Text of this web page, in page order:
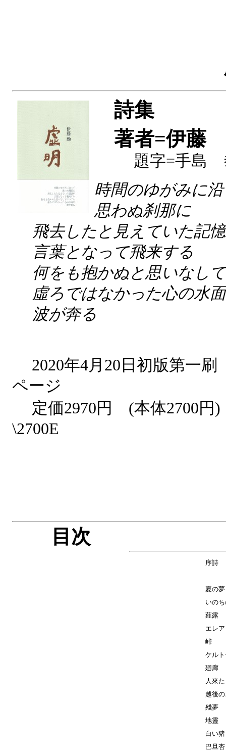
詩集
著者=伊藤
題字=手島
時間のゆがみに
思わぬ刹那に
飛去したと見えていた記
言葉となって飛来する
何をも抱かぬと思いなし
虛ろではなかった心の水
波が奔る
2020年4月20日初版第
ページ
定価2970円 (本体2700
\2700E
目次
序詩
夏の夢
いの
薤露
エレア
峠
ケル
廻廊
人來
越後
殘夢
地靈
白い猪
巴旦杏